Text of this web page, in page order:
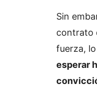
Sin
contrato
fuerza,
esperar